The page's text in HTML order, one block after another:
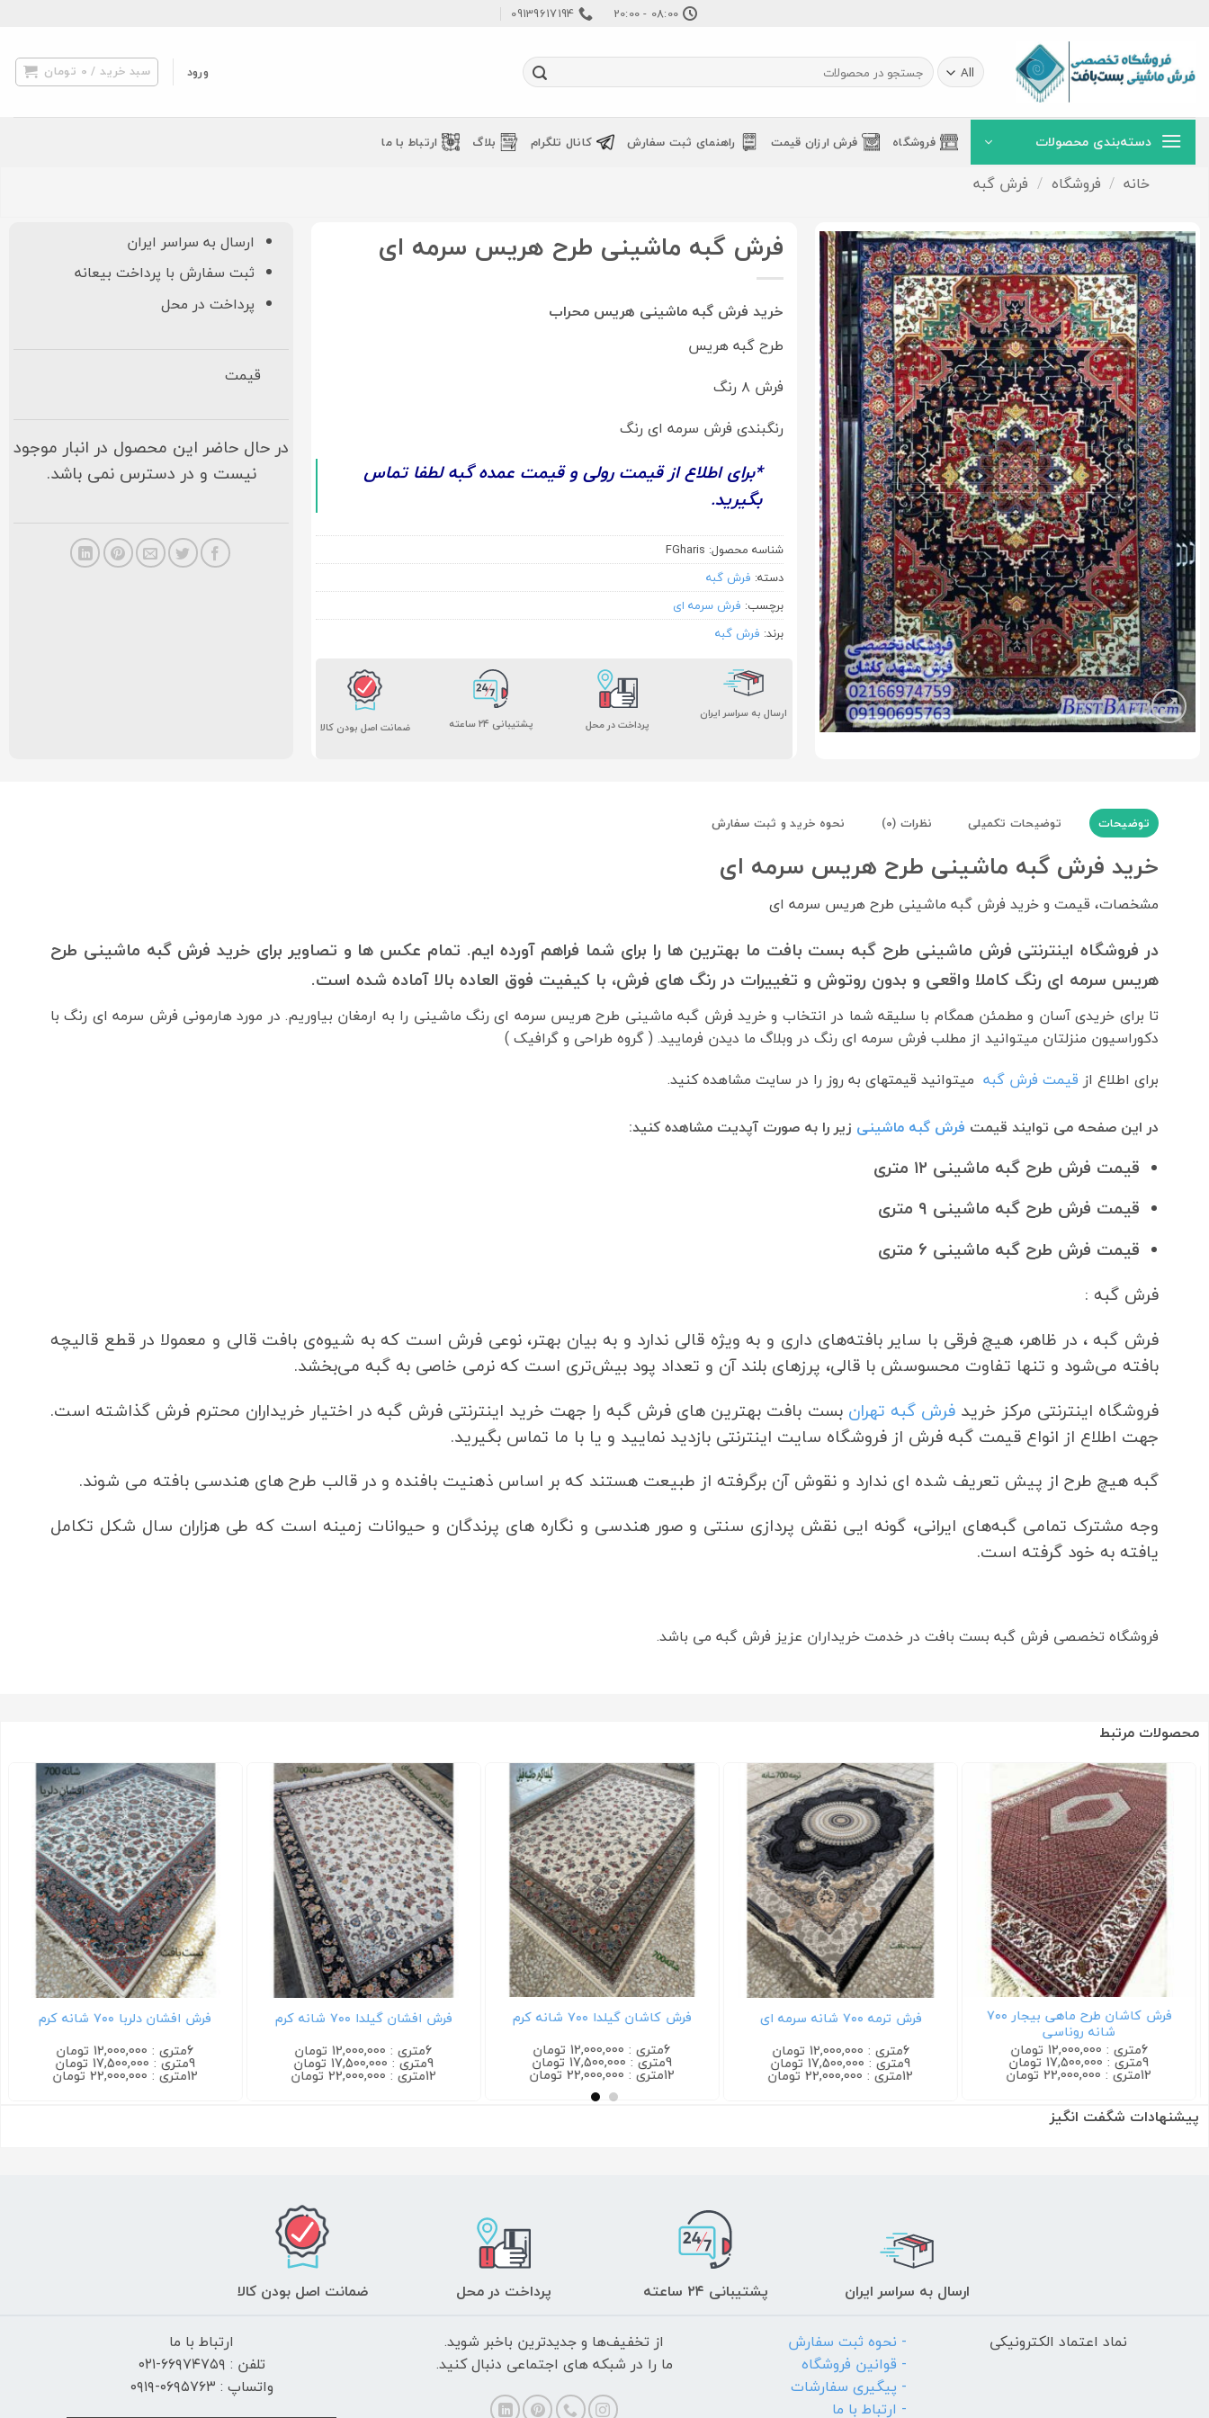
content
08:00 - 20:00
09139617194
جستجو
برای:
ورود سبد خرید / 0 تومان
دسته‌بندی محصولات فروشگاه فرش ارزان قیمت راهنمای ثبت سفارش کانال تلگرام بلاگ ارتباط با ما
خانه / فروشگاه / فرش گبه
فرش گبه ماشینی طرح هریس سرمه ای
خرید فرش گبه ماشینی هریس محراب
طرح گبه هریس
فرش ۸ رنگ
رنگبندی فرش سرمه ای رنگ
*برای اطلاع از قیمت رولی و قیمت عمده گبه لطفا تماس
بگیرید.
شناسه محصول: FGharis
دسته: فرش گبه
برچسب: فرش سرمه ای
برند: فرش گبه
ارسال به سراسر ایران
پرداخت در محل پشتیبانی ۲۴ ساعته ضمانت اصل بودن کالا
ارسال به سراسر ایران
ثبت سفارش با پرداخت بیعانه
پرداخت در محل
قیمت
در حال حاضر این محصول در انبار موجود
نیست و در دسترس نمی باشد.
توضیحات توضیحات تکمیلی نظرات (0) نحوه خرید و ثبت سفارش
خرید فرش گبه ماشینی طرح هریس سرمه ای
مشخصات، قیمت و خرید فرش گبه ماشینی طرح هریس سرمه ای
در فروشگاه اینترنتی فرش ماشینی طرح گبه بست بافت ما بهترین ها را برای شما فراهم آورده ایم. تمام عکس ها و تصاویر برای خرید فرش گبه ماشینی طرح
هریس سرمه ای رنگ کاملا واقعی و بدون روتوش و تغییرات در رنگ های فرش، با کیفیت فوق العاده بالا آماده شده است.
تا برای خریدی آسان و مطمئن همگام با سلیقه شما در انتخاب و خرید فرش گبه ماشینی طرح هریس سرمه ای رنگ ماشینی را به ارمغان بیاوریم. در مورد هارمونی فرش سرمه ای رنگ با
دکوراسیون منزلتان میتوانید از مطلب فرش سرمه ای رنگ در وبلاگ ما دیدن فرمایید. ( گروه طراحی و گرافیک )
برای اطلاع از قیمت فرش گبه میتوانید قیمتهای به روز را در سایت مشاهده کنید.
در این صفحه می توایند قیمت فرش گبه ماشینی زیر را به صورت آپدیت مشاهده کنید:
قیمت فرش طرح گبه ماشینی ۱۲ متری
قیمت فرش طرح گبه ماشینی ۹ متری
قیمت فرش طرح گبه ماشینی ۶ متری
فرش گبه :
فرش گبه ، در ظاهر، هیچ فرقی با سایر بافته‌های داری و به ویژه قالی ندارد و به بیان بهتر، نوعی فرش است که به شیوه‌ی بافت قالی و معمولا در قطع قالیچه
بافته می‌شود و تنها تفاوت محسوسش با قالی، پرزهای بلند آن و تعداد پود بیش‌تری است که نرمی خاصی به گبه می‌بخشد.
فروشگاه اینترنتی مرکز خرید فرش گبه تهران بست بافت بهترین های فرش گبه را جهت خرید اینترنتی فرش گبه در اختیار خریداران محترم فرش گذاشته است.
جهت اطلاع از انواع قیمت گبه فرش از فروشگاه سایت اینترنتی بازدید نمایید و یا با ما تماس بگیرید.
گبه هیچ طرح از پیش تعریف شده ای ندارد و نقوش آن برگرفته از طبیعت هستند که بر اساس ذهنیت بافنده و در قالب طرح های هندسی بافته می شوند.
وجه‌ مشترک تمامی گبه‌های ایرانی، گونه‌ ایی نقش پردازی سنتی و صور هندسی و نگاره‌ های پرندگان و حیوانات زمینه است که طی هزاران سال شکل تکامل
یافته به خود گرفته است.
فروشگاه تخصصی فرش گبه بست بافت در خدمت خریداران عزیز فرش گبه می باشد.
محصولات مرتبط
فرش کاشان طرح ماهی بیجار ۷۰۰
شانه روناسی
6متری : 12,000,000 تومان
9متری : 17,500,000 تومان
12متری : 22,000,000 تومان
فرش ترمه ۷۰۰ شانه سرمه ای
6متری : 12,000,000 تومان
9متری : 17,500,000 تومان
12متری : 22,000,000 تومان
فرش کاشان گیلدا ۷۰۰ شانه کرم
6متری : 12,000,000 تومان
9متری : 17,500,000 تومان
12متری : 22,000,000 تومان
فرش افشان گیلدا ۷۰۰ شانه کرم
6متری : 12,000,000 تومان
9متری : 17,500,000 تومان
12متری : 22,000,000 تومان
فرش افشان دلربا ۷۰۰ شانه کرم
6متری : 12,000,000 تومان
9متری : 17,500,000 تومان
12متری : 22,000,000 تومان
پیشنهادات شگفت انگیز
ارسال به سراسر ایران پشتیبانی ۲۴ ساعته پرداخت در محل
ضمانت اصل بودن کالا
نماد اعتماد الکترونیکی
- نحوه ثبت سفارش
- قوانین فروشگاه
- پیگیری سفارشات
- ارتباط با ما
از تخفیف‌ها و جدیدترین‌ باخبر شوید.
ما را در شبکه های اجتماعی دنبال کنید.
ارتباط با ما
تلفن : ۶۶۹۷۴۷۵۹-۰۲۱
واتساپ : ۰۶۹۵۷۶۳-۰۹۱۹